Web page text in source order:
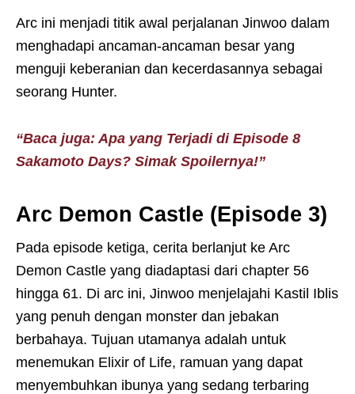
Arc ini menjadi titik awal perjalanan Jinwoo dalam
menghadapi ancaman-ancaman besar yang
menguji keberanian dan kecerdasannya sebagai
seorang Hunter.
“Baca juga: Apa yang Terjadi di Episode 8
Sakamoto Days? Simak Spoilernya!”
Arc Demon Castle (Episode 3)
Pada episode ketiga, cerita berlanjut ke Arc
Demon Castle yang diadaptasi dari chapter 56
hingga 61. Di arc ini, Jinwoo menjelajahi Kastil Iblis
yang penuh dengan monster dan jebakan
berbahaya. Tujuan utamanya adalah untuk
menemukan Elixir of Life, ramuan yang dapat
menyembuhkan ibunya yang sedang terbaring